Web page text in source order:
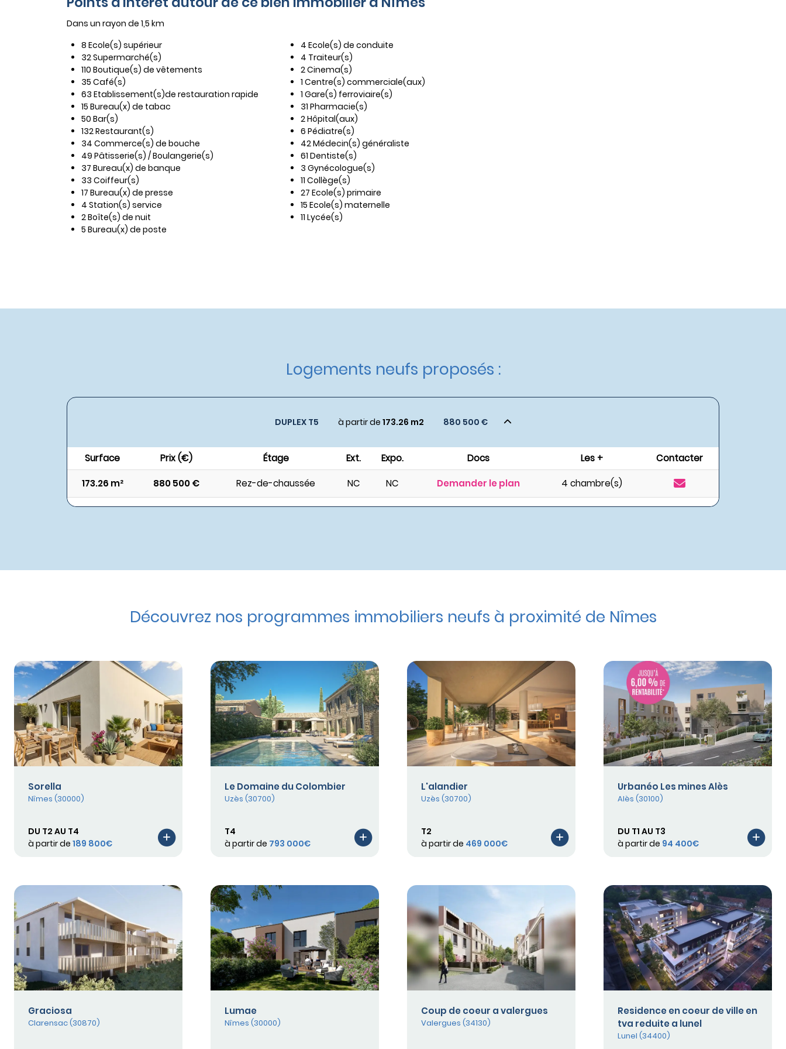
Dans un rayon de 1,5 km
8 Ecole(s) supérieur
32 Supermarché(s)
110 Boutique(s) de vêtements
35 Café(s)
63 Etablissement(s)de restauration rapide
15 Bureau(x) de tabac
50 Bar(s)
132 Restaurant(s)
34 Commerce(s) de bouche
49 Pâtisserie(s) / Boulangerie(s)
37 Bureau(x) de banque
33 Coiffeur(s)
17 Bureau(x) de presse
4 Station(s) service
2 Boîte(s) de nuit
5 Bureau(x) de poste
4 Ecole(s) de conduite
4 Traiteur(s)
2 Cinema(s)
1 Centre(s) commerciale(aux)
1 Gare(s) ferroviaire(s)
31 Pharmacie(s)
2 Hôpital(aux)
6 Pédiatre(s)
42 Médecin(s) généraliste
61 Dentiste(s)
3 Gynécologue(s)
11 Collège(s)
27 Ecole(s) primaire
15 Ecole(s) maternelle
11 Lycée(s)
Logements neufs proposés :
DUPLEX T5 à partir de 173.26 m2 880 500 €
Surface Prix (€) Étage Ext. Expo. Docs Les + Contacter
173.26 m² 880 500 € Rez-de-chaussée NC NC Demander le plan 4 chambre(s)
Découvrez nos programmes immobiliers neufs à proximité de Nîmes
Sorella
Nîmes (30000)
DU T2 AU T4
à partir de 189 800€
Le Domaine du Colombier
Uzès (30700)
T4
à partir de 793 000€
L'alandier
Uzès (30700)
T2
à partir de 469 000€
Urbanéo Les mines Alès
Alès (30100)
DU T1 AU T3
à partir de 94 400€
Graciosa
Clarensac (30870)
Lumae
Nîmes (30000)
Coup de coeur a valergues
Valergues (34130)
Residence en coeur de ville en
tva reduite a lunel
Lunel (34400)